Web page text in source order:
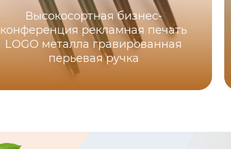
Высокосортная бизнес-
конференция рекламная печать
LOGO металла гравированная
перьевая ручка